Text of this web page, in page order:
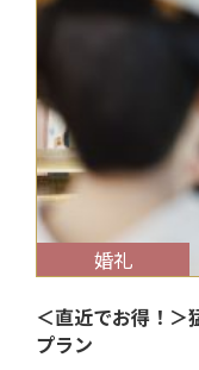
$target_date
婚礼
＜直近でお得！
プラン